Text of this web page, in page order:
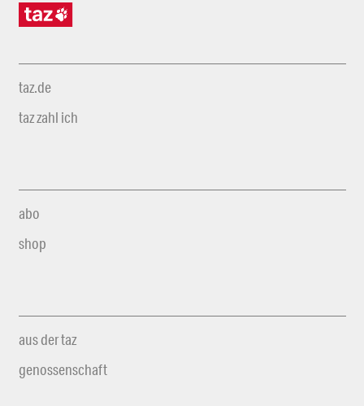
taz.de
taz zahl ich
abo
shop
aus der taz
genossenschaft